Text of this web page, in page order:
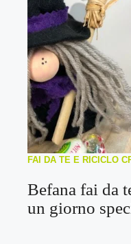
FAI DA TE E RICICLO
Befana fai da
un giorno